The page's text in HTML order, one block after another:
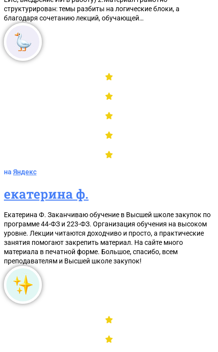
структурирован: темы разбиты на логические блоки, а
благодаря сочетанию лекций, обучающей…
на Яндекс
екатерина ф.
Екатерина Ф. Заканчиваю обучение в Высшей школе закупок по
программе 44-ФЗ и 223-ФЗ. Организация обучения на высоком
уровне. Лекции читаются доходчиво и просто, а практические
занятия помогают закрепить материал. На сайте много
материала в печатной форме. Большое, спасибо, всем
преподавателям и Высшей школе закупок!
Чек-лист для самостоятельной проверки участника
Открой меня!